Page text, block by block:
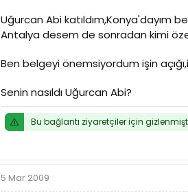
Uğurcan Abi katıldım,Konya'dayım
Antalya desem de sonradan kimi
Ben belgeyi önemsiyordum işin
Senin nasıldı Uğurcan Abi?
Bu bağlantı ziyaretçiler için
5 Mar 2009